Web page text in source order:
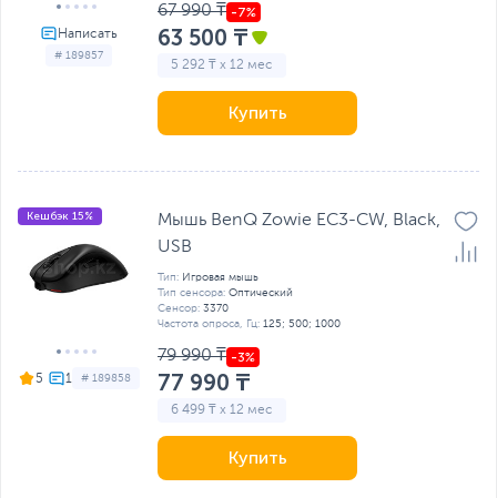
# 189857
67 990 ₸
63 500 ₸
5 292 ₸ x 12 мес
Купить
5 # 189858
Кешбэк 15%
Мышь BenQ Zowie EC3-CW, Black,
USB
Тип: Игровая мышь
Тип сенсора: Оптический
Сенсор: 3370
Частота опроса, Гц: 125; 500; 1000
79 990 ₸
77 990 ₸
6 499 ₸ x 12 мес
Купить